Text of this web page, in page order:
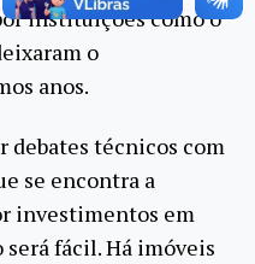
instituições como o
o
anos.
debates técnicos com
se encontra a
investimentos em
fácil. Há imóveis